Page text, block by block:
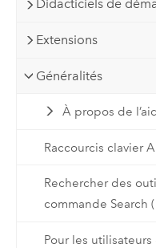
Didacticiels de
Extensions
Généralités
À propos de
Raccourcis clavier
Rechercher des
commande Search
Pour les